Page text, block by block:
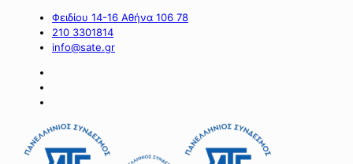
Φειδίου 14-16 Αθήνα 106 78
210 3301814
info@sate.gr